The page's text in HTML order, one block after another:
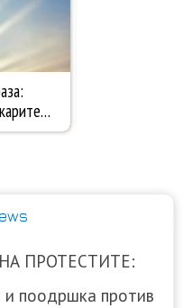
ПРОТЕСТИТЕ:
поодршка против